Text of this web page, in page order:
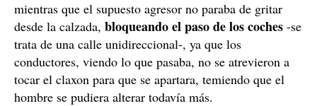
mientras que el supuesto agresor no paraba de gritar
desde la calzada, bloqueando el paso de los coches -se
trata de una calle unidireccional-, ya que los
conductores, viendo lo que pasaba, no se atrevieron a
tocar el claxon para que se apartara, temiendo que el
hombre se pudiera alterar todavía más.